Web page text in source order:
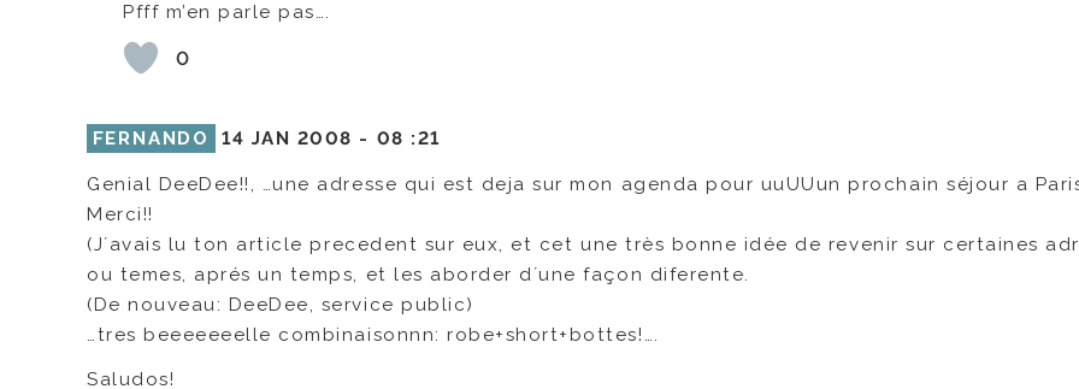
Pfff m’en parle pas….
0
FERNANDO 14 JAN 2008 - 08 :21
Genial DeeDee!!, …une adresse qui est deja sur mon agenda pour uuUUun prochain séjour a
Merci!!
(J´avais lu ton article precedent sur eux, et cet une très bonne idée de revenir sur certaines
ou temes, aprés un temps, et les aborder d´une façon diferente.
(De nouveau: DeeDee, service public)
…tres beeeeeeelle combinaisonnn: robe+short+bottes!….
Saludos!